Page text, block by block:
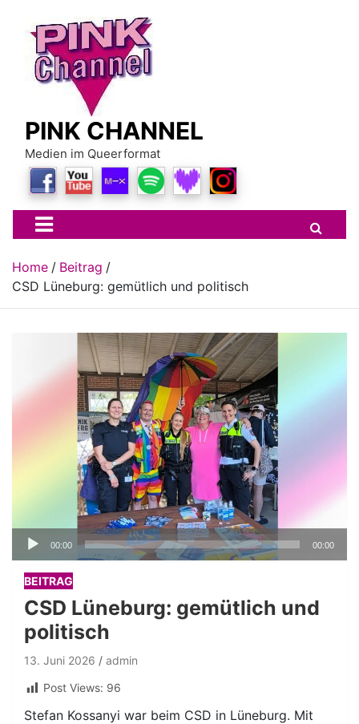
content
PINK CHANNEL
Medien im Queerformat
Home
Beitrag
CSD Lüneburg: gemütlich und politisch
Audio-
Player
00:00 00:00
BEITRAG
CSD Lüneburg: gemütlich und
politisch
13. Juni 2026
admin
Post Views: 96
Stefan Kossanyi war beim CSD in Lüneburg. Mit